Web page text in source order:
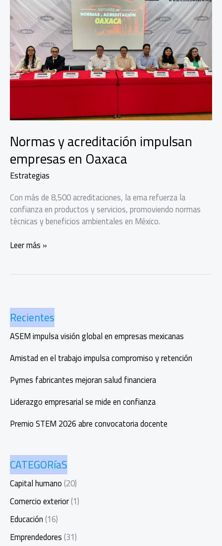
Normas y acreditación impulsan
empresas en Oaxaca
Estrategias
Con más de 8,500 acreditaciones, la ema refuerza la
confianza en productos y servicios, promoviendo normas
técnicas y beneficios ambientales en México.
Normas
en
Oaxaca
Leer más »
Recientes
ASEM impulsa visión global en empresas mexicanas
Amistad en el trabajo impulsa compromiso y retención
Pymes fabricantes mejoran salud financiera
Liderazgo empresarial se mide en confianza
Premio STEM 2026 abre convocatoria docente
CATEGORíaS
Capital humano(20)
Comercio exterior(1)
Educación(16)
Emprendedores(31)